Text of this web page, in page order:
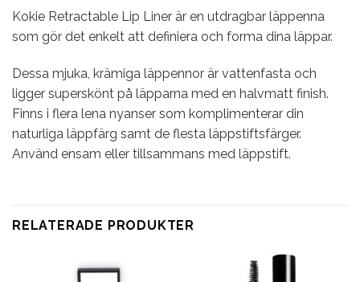
Kokie Retractable Lip Liner är en utdragbar läppenna
som gör det enkelt att definiera och forma dina läppar.
Dessa mjuka, krämiga läppennor är vattenfasta och
ligger superskönt på läpparna med en halvmatt finish.
Finns i flera lena nyanser som komplimenterar din
naturliga läppfärg samt de flesta läppstiftsfärger.
Använd ensam eller tillsammans med läppstift.
RELATERADE PRODUKTER